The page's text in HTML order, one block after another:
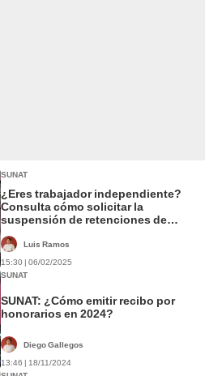
SUNAT
¿Eres trabajador independiente?
Consulta cómo solicitar la
suspensión de retenciones de
Luis Ramos
15:30 | 06/02/2025
SUNAT
SUNAT: ¿Cómo emitir recibo por
honorarios en 2024?
Diego Gallegos
13:46 | 18/11/2024